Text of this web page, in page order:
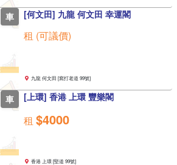
車 [何文田] 九龍 何文田 幸運閣
租 (可議價)
九龍 何文田 [窩打老道 99號]
車 [上環] 香港 上環 豐樂閣
租 $4000
香港 上環 [堅道 99號]